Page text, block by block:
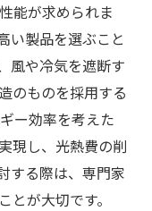
能が求められま
い製品を選ぶこと
風や冷気を遮断す
のものを採用する
ー効率を考えた
現し、光熱費の削
する際は、専門家
が大切です。